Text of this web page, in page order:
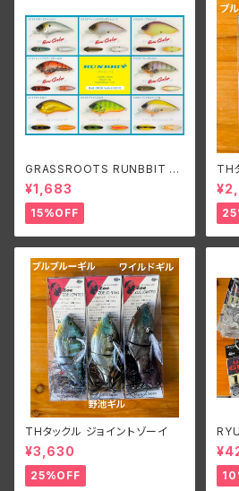
GRASSROOTS RUNBBIT S
R/グラスルーツ ランビットSR
¥1,683
15%OFF
TH
THタックル ジョイントゾーイ
¥3,630
25%OFF
リズ